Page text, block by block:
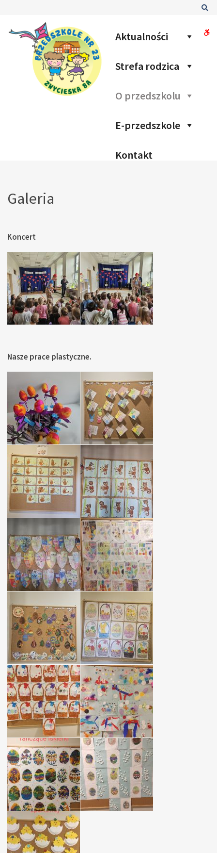
Aktualności
Strefa rodzica
O przedszkolu
E-przedszkole
Kontakt
Galeria
Koncert
Nasze prace plastyczne.